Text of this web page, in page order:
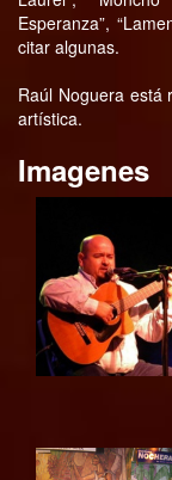
Esperanza”,
citar algunas.
Raúl Noguera está
artística.
Imagenes